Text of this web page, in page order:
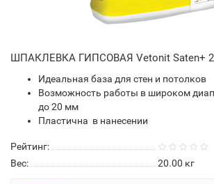
ШПАКЛЕВКА ГИПСОВАЯ Vetonit Saten+
Идеальная база для стен и потолков
Возможность работы в широком
до 20 мм
Пластична в нанесении
Рейтинг:
Вес:
20.00 кг